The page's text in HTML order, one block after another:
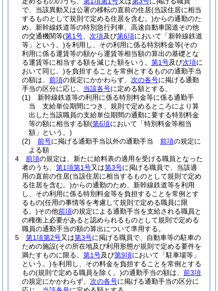
で、当該異動又は公署の移転の直前の住居(当該住居に相当
するものとして規則で定める住居を含む。)からの通勤のた
め、新幹線鉄道等の特別急行列車、高速自動車国道その他
の交通機関等(第1号 次項及び第6項において「新幹線鉄道
等」という。)を利用し、その利用に係る特別料金等(その
利用に係る運賃等の額から運賃等相当額の算出の基礎とな
る運賃等に相当する額を減じた額をいう。 第1号及び次項に
おいて同じ。)を負担することを常例とするものの通勤手当
の額は、 前項の規定にかかわらず、 次の各号に掲げる通勤
手当の区分に応じ、 当該各号に定める額とする。
(1)
新幹線鉄道等の利用に係る特別料金等に係る通勤手
当 支給単位期間につき、規則で定めるところにより算
出した当該職員の支給単位期間の通勤に要する特別料金
等の額に相当する額(第6項において「特別料金等相当
額」という。)
(2)
前号に掲げる通勤手当以外の通勤手当 前項の規定に
よる額
4
前項の規定は、新たに給料表の適用を受ける職員となった
者のうち、 第1項第1号又は第3号に掲げる職員で、当該適
用の直前の住居(当該住居に相当するものとして規則で定め
る住居を含む。)からの通勤のため、新幹線鉄道等を利用
し、その利用に係る特別料金等を負担することを常例とす
るもの(任用の事情等を考慮して規則で定める職員に限
る。)その他前項の規定による通勤手当を支給される職員と
の権衡上必要があると認められるものとして規則で定める
職員の通勤手当の額の算出について準用する。
5
第1項第2号又は第3号に掲げる職員で、自動車等の駐車の
ための施設(その所在地及び利用形態が規則で定める要件を
満たすものに限る。 第1号及び第9項において「駐車場等」
という。)を利用し、その料金を負担することを常例とする
もの(規則で定める職員を除く。)の通勤手当の額は、 前3項
の規定にかかわらず、 次の各号に掲げる通勤手当の区分に